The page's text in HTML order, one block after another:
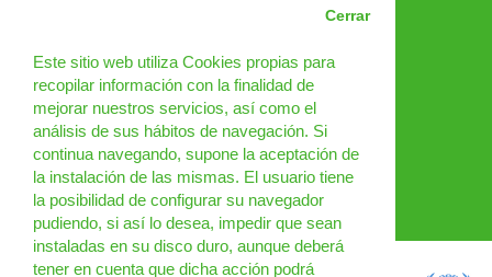
Este sitio web utiliza Cookies propias para
recopilar información con la finalidad de
mejorar nuestros servicios, así como el
análisis de sus hábitos de navegación. Si
continua navegando, supone la aceptación de
la instalación de las mismas. El usuario tiene
la posibilidad de configurar su navegador
pudiendo, si así lo desea, impedir que sean
instaladas en su disco duro, aunque deberá
tener en cuenta que dicha acción podrá
Cerrar
PRODUCTOS
CURSOS
NOTICIAS
¿QUIÉNES SOMOS?
CONTACTO